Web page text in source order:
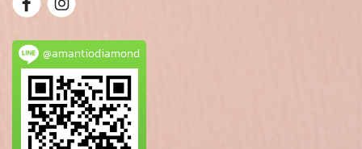
@amantiodiamond